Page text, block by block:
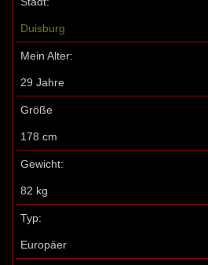
Duisburg
Mein Alter:
29 Jahre
Größe
178 cm
Gewicht:
82 kg
Typ:
Europäer